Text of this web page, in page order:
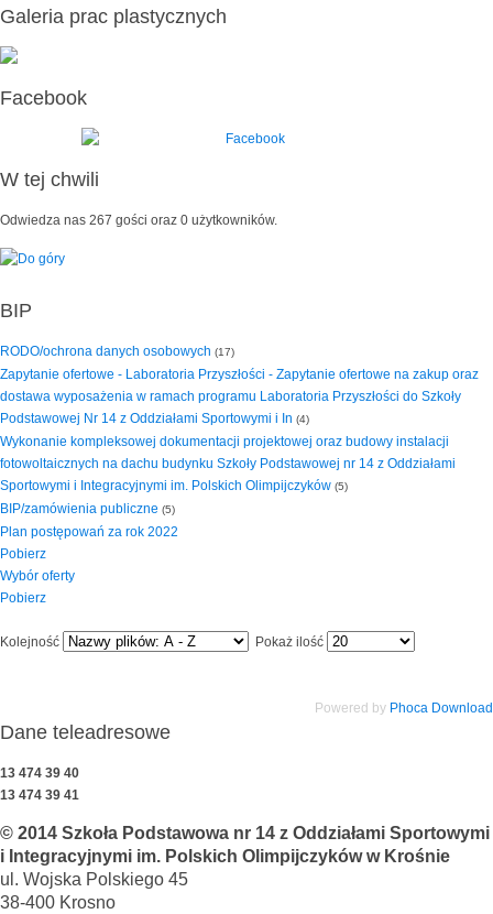
Galeria prac plastycznych
Facebook
W tej chwili
Odwiedza nas 267 gości oraz 0 użytkowników.
BIP
RODO/ochrona danych osobowych (17)
Zapytanie ofertowe - Laboratoria Przyszłości - Zapytanie ofertowe na zakup oraz
dostawa wyposażenia w ramach programu Laboratoria Przyszłości do Szkoły
Podstawowej Nr 14 z Oddziałami Sportowymi i In (4)
Wykonanie kompleksowej dokumentacji projektowej oraz budowy instalacji
fotowoltaicznych na dachu budynku Szkoły Podstawowej nr 14 z Oddziałami
Sportowymi i Integracyjnymi im. Polskich Olimpijczyków (5)
BIP/zamówienia publiczne (5)
Plan postępowań za rok 2022
Pobierz
Wybór oferty
Pobierz
Kolejność Pokaż ilość
Powered by Phoca Download
Dane teleadresowe
13 474 39 40
13 474 39 41
© 2014 Szkoła Podstawowa nr 14 z Oddziałami Sportowymi
i Integracyjnymi im. Polskich Olimpijczyków w Krośnie
ul. Wojska Polskiego 45
38-400 Krosno